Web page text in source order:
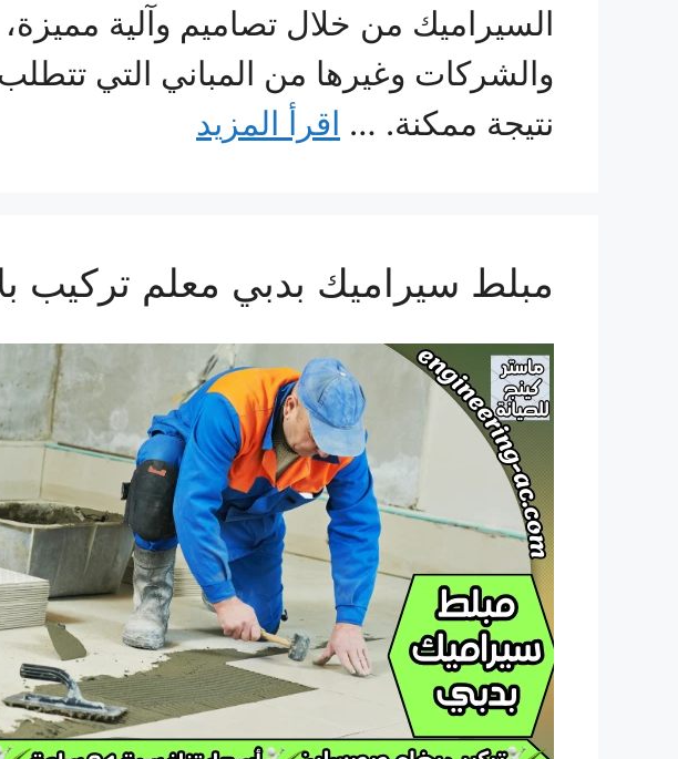
السيراميك من خلال تصاميم وآلية
والشركات وغيرها من المباني التي
نتيجة ممكنة. … اقرأ المزيد
مبلط سيراميك بدبي معلم تركيب